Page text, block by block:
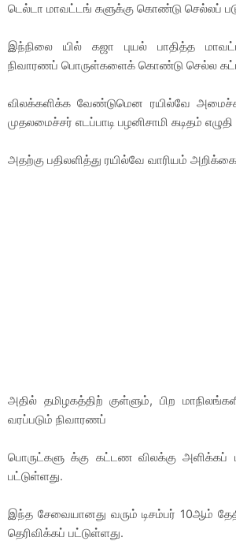
டெல்டா மாவட்டங் களுக்கு கொண்டு செல்லப்
இந்நிலை யில் கஜா புயல் பாதித்த
நிவாரணப் பொருள்களைக் கொண்டு செல்ல
விலக்களிக்க வேண்டுமென ரயில்வே
முதலமைச்சர் எடப்பாடி பழனிசாமி கடிதம் எழுதி
அதற்கு பதிலளித்து ரயில்வே வாரியம்
அதில் தமிழகத்திற் குள்ளும், பிற
வரப்படும் நிவாரணப்
பொருட்களு க்கு கட்டண விலக்கு அளிக்கப்
பட்டுள்ளது.
இந்த சேவையானது வரும் டிசம்பர் 10ஆம்
தெரிவிக்கப் பட்டுள்ளது.